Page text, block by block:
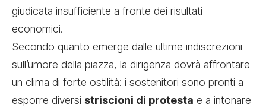
giudicata insufficiente a fronte dei risultati
economici.
Secondo quanto emerge dalle ultime indiscrezioni
sull’umore della piazza, la dirigenza dovrà affrontare
un clima di forte ostilità: i sostenitori sono pronti a
esporre diversi striscioni di protesta e a intonare